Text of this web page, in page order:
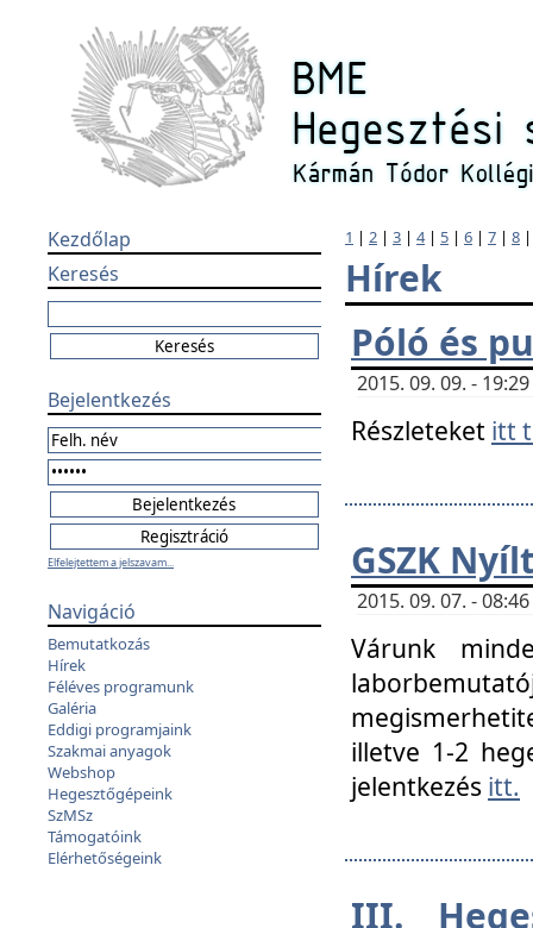
Kezdőlap
Keresés
Bejelentkezés
Elfelejtettem a jelszavam...
Navigáció
Bemutatkozás
Hírek
Féléves programunk
Galéria
Eddigi programjaink
Szakmai anyagok
Webshop
Hegesztőgépeink
SzMSz
Támogatóink
Elérhetőségeink
1 | 2 | 3 | 4| 5 | 6 | 7 | 8
Hírek
Póló és
2015. 09. 09. -
Részleteket itt
GSZK
2015. 09. 07. -
Várunk
illetve 1-2
jelentkezés itt.
III.